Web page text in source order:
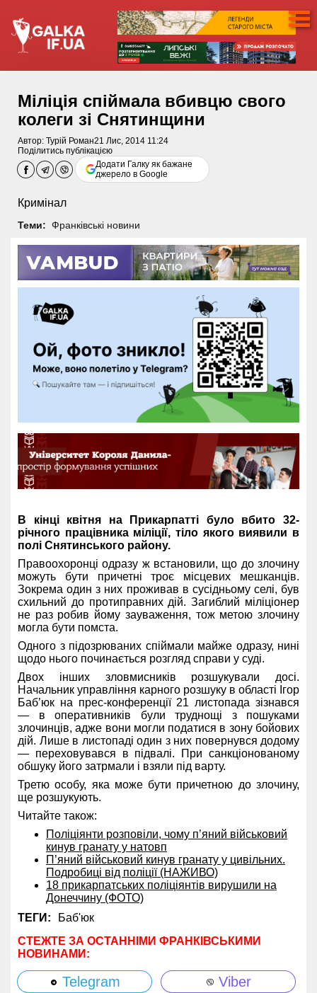
Міліція спіймала вбивцю свого
колеги зі Снятинщини
Автор: Турій Роман21 Лис, 2014 11:24
Поділитись публікацією
Додати Галку як бажане
джерело в Google
Кримінал
Теми: Франківські новини
В кінці квітня на Прикарпатті було вбито 32-
річного працівника міліції, тіло якого виявили в
полі Снятинського району.
Правоохоронці одразу ж встановили, що до злочину
можуть бути причетні троє місцевих мешканців.
Зокрема один з них проживав в сусідньому селі, був
схильний до протиправних дій. Загиблий міліціонер
не раз робив йому зауваження, тож метою злочину
могла бути помста.
Одного з підозрюваних спіймали майже одразу, нині
щодо нього починається розгляд справи у суді.
Двох інших зловмисників розшукували досі.
Начальник управління карного розшуку в області Ігор
Баб’юк на прес-конференції 21 листопада зізнався
— в оперативників були труднощі з пошуками
злочинців, адже вони могли податися в зону бойових
дій. Лише в листопаді один з них повернувся додому
— переховувався в підвалі. При санкціонованому
обшуку його затрмали і взяли під варту.
Третю особу, яка може бути причетною до злочину,
ще розшукують.
Читайте також:
Поліціянти розповіли, чому п’яний військовий
кинув гранату у натовп
П’яний військовий кинув гранату у цивільних.
Подробиці від поліції (НАЖИВО)
18 прикарпатських поліціянтів вирушили на
Донеччину (ФОТО)
ТЕГИ:
Баб'юк
СТЕЖТЕ ЗА ОСТАННІМИ ФРАНКІВСЬКИМИ
НОВИНАМИ:
Telegram
Viber